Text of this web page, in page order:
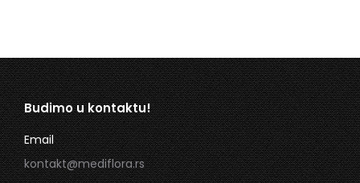
Budimo u kontaktu!
Email
kontakt@mediflora.rs